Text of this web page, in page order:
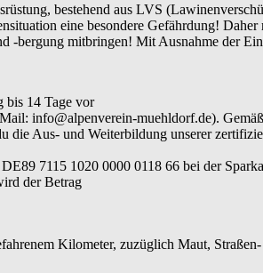
bestehend aus LVS
eine besondere Gefährdung!
-bergung mitbringen! Mit Ausnahme der
bis 14 Tage vor
info@alpenverein-muehldorf.de).
Aus- und Weiterbildung unserer
7115 1020 0000 0118 66 bei der
der Betrag
Kilometer, zuzüglich Maut,